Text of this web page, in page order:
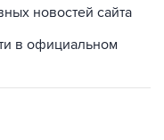
новостей сайта
в официальном